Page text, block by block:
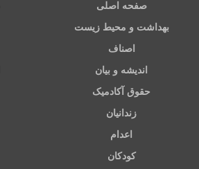
صفحه اصلی
بهداشت و محیط زیست
اصناف
اندیشه و بیان
حقوق آکادمیک
زندانیان
اعدام
کودکان